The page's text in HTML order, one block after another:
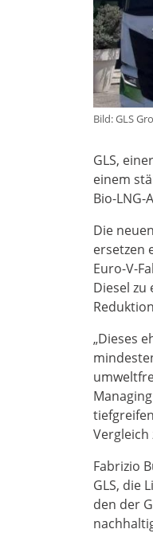
Bild: GLS
GLS,
einem
Bio-LNG-
Die
ersetzen
Euro-V-
Diesel zu
„Dieses
Vergleich
Fabrizio
GLS, die
den der